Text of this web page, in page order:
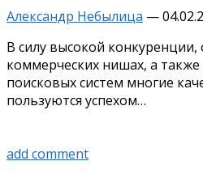
Александр Небылица —
В силу высокой конкуренции,
коммерческих нишах, а
поисковых систем многие
пользуются успехом…
add comment